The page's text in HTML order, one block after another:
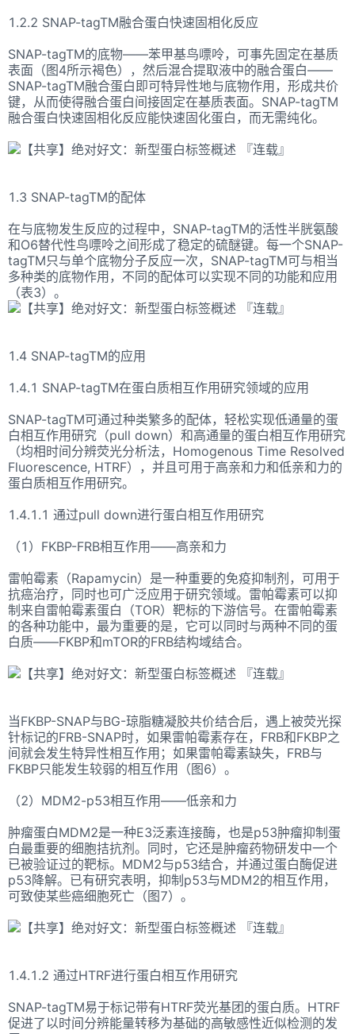
1.2.2 SNAP-tagTM融合蛋白快速固相化反应
SNAP-tagTM的底物——苯甲基鸟嘌呤，可事先固定在基质
表面（图4所示褐色），然后混合提取液中的融合蛋白——
SNAP-tagTM融合蛋白即可特异性地与底物作用，形成共价
键，从而使得融合蛋白间接固定在基质表面。SNAP-tagTM
融合蛋白快速固相化反应能快速固化蛋白，而无需纯化。
1.3 SNAP-tagTM的配体
在与底物发生反应的过程中，SNAP-tagTM的活性半胱氨酸
和O6替代性鸟嘌呤之间形成了稳定的硫醚键。每一个SNAP-
tagTM只与单个底物分子反应一次，SNAP-tagTM可与相当
多种类的底物作用，不同的配体可以实现不同的功能和应用
（表3）。
1.4 SNAP-tagTM的应用
1.4.1 SNAP-tagTM在蛋白质相互作用研究领域的应用
SNAP-tagTM可通过种类繁多的配体，轻松实现低通量的蛋
白相互作用研究（pull down）和高通量的蛋白相互作用研究
（均相时间分辨荧光分析法，Homogenous Time Resolved
Fluorescence, HTRF），并且可用于高亲和力和低亲和力的
蛋白质相互作用研究。
1.4.1.1 通过pull down进行蛋白相互作用研究
（1）FKBP-FRB相互作用——高亲和力
雷帕霉素（Rapamycin）是一种重要的免疫抑制剂，可用于
抗癌治疗，同时也可广泛应用于研究领域。雷帕霉素可以抑
制来自雷帕霉素蛋白（TOR）靶标的下游信号。在雷帕霉素
的各种功能中，最为重要的是，它可以同时与两种不同的蛋
白质——FKBP和mTOR的FRB结构域结合。
当FKBP-SNAP与BG-琼脂糖凝胶共价结合后，遇上被荧光探
针标记的FRB-SNAP时，如果雷帕霉素存在，FRB和FKBP之
间就会发生特异性相互作用；如果雷帕霉素缺失，FRB与
FKBP只能发生较弱的相互作用（图6）。
（2）MDM2-p53相互作用——低亲和力
肿瘤蛋白MDM2是一种E3泛素连接酶，也是p53肿瘤抑制蛋
白最重要的细胞拮抗剂。同时，它还是肿瘤药物研发中一个
已被验证过的靶标。MDM2与p53结合，并通过蛋白酶促进
p53降解。已有研究表明，抑制p53与MDM2的相互作用，
可致使某些癌细胞死亡（图7）。
1.4.1.2 通过HTRF进行蛋白相互作用研究
SNAP-tagTM易于标记带有HTRF荧光基团的蛋白质。HTRF
促进了以时间分辨能量转移为基础的高敏感性近似检测的发